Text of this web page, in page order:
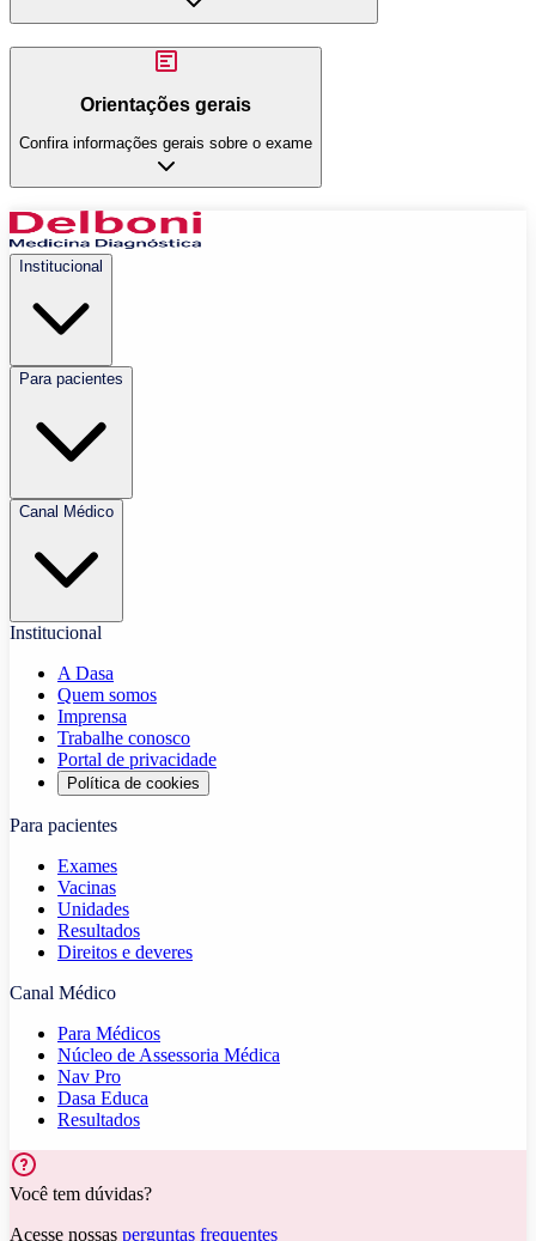
Orientações gerais
Confira informações gerais sobre o exame
Institucional
Para pacientes
Canal Médico
Institucional
A Dasa
Quem somos
Imprensa
Trabalhe conosco
Portal de privacidade
Política de cookies
Para pacientes
Exames
Vacinas
Unidades
Resultados
Direitos e deveres
Canal Médico
Para Médicos
Núcleo de Assessoria Médica
Nav Pro
Dasa Educa
Resultados
Você tem dúvidas?
Acesse nossas perguntas frequentes